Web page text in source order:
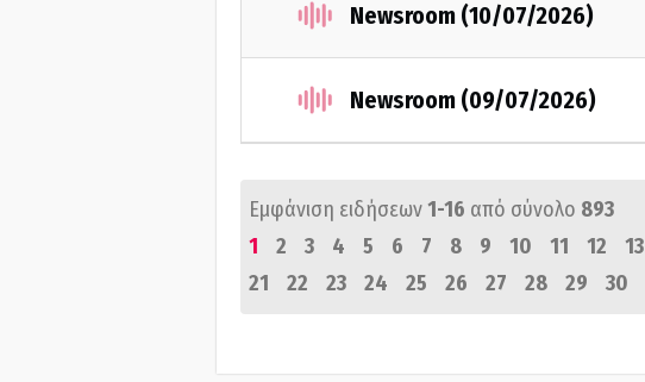
Newsroom (10/07/2026)
Newsroom (09/07/2026)
Εμφάνιση ειδήσεων1-16 από σύνολο 893
1
2 3 4 5 6 7 8 9 10 11 12 13
21
22 23 24 25 26 27 28 29 30